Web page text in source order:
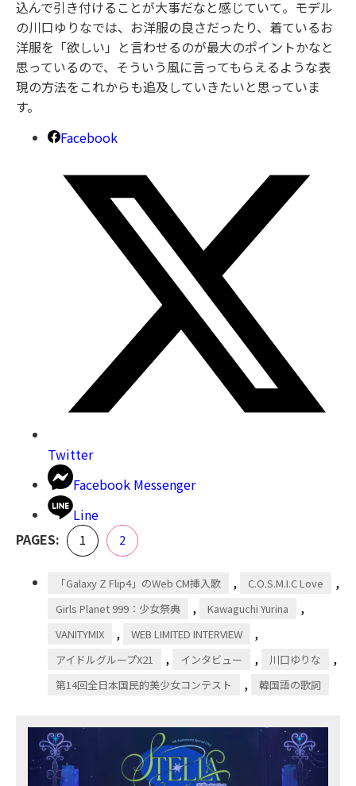
込んで引き付けることが大事だなと感じていて。モデル
の川口ゆりなでは、お洋服の良さだったり、着ているお
洋服を「欲しい」と言わせるのが最大のポイントかなと
思っているので、そういう風に言ってもらえるような表
現の方法をこれからも追及していきたいと思っていま
す。
Facebook
Twitter
Facebook Messenger
Line
PAGES:
Page
1 Page
2
「Galaxy Z Flip4」のWeb CM挿⼊歌 , C.O.S.M.I.C Love ,
Girls Planet 999：少⼥祭典 , Kawaguchi Yurina ,
VANITYMIX , WEB LIMITED INTERVIEW ,
アイドルグループX21 , インタビュー , 川口ゆりな ,
第14回全⽇本国⺠的美少⼥コンテスト , 韓国語の歌詞